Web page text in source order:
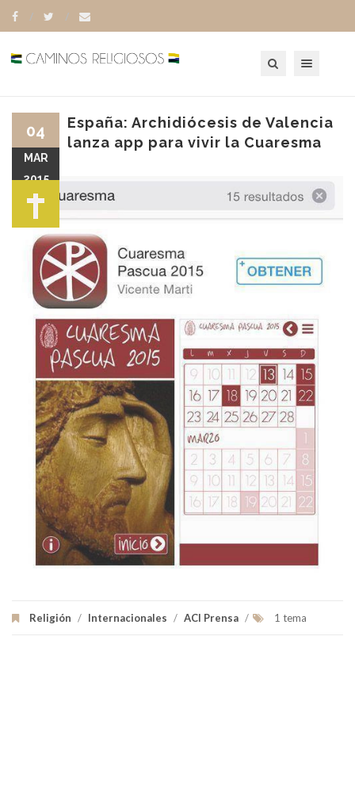
España: Archidiócesis de Valencia
lanza app para vivir la Cuaresma
Religión / Internacionales / ACI Prensa / 1 tema
04
MAR
2015